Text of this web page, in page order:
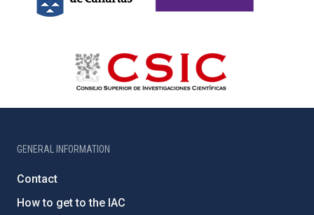
GENERAL INFORMATION
Contact
How to get to the IAC